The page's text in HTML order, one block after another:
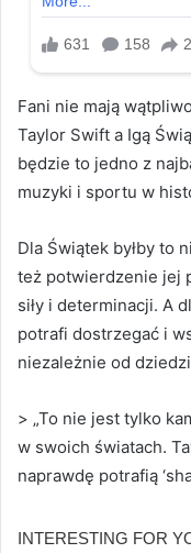
Fani nie mają
Taylor Swift a Igą
będzie to jedno z
muzyki i sportu w
Dla Świątek byłby to
też potwierdzenie jej
siły i determinacji. A
potrafi dostrzegać i
niezależnie od
> „To nie jest tylko
w swoich światach.
naprawdę potrafią